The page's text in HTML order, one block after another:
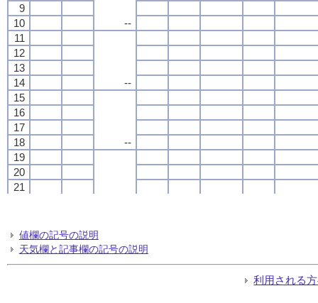
--
9
10
11
--
12
13
14
15
--
16
17
18
19
20
21
24
--
9
10
11
--
12
13
14
15
--
16
17
18
19
20
21
24
--
9
10
11
--
12
13
14
15
--
16
17
18
19
20
21
24
--
9
10
11
--
12
13
14
15
--
16
17
18
19
20
21
24
値欄の記号の説明
天気欄と記事欄の記号の説明
利用される